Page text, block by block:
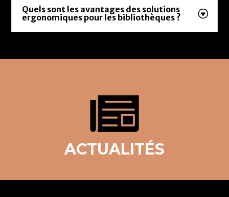
Quels sont les avantages des solutions
ergonomiques pour les bibliothèques ?
ACTUALITÉS